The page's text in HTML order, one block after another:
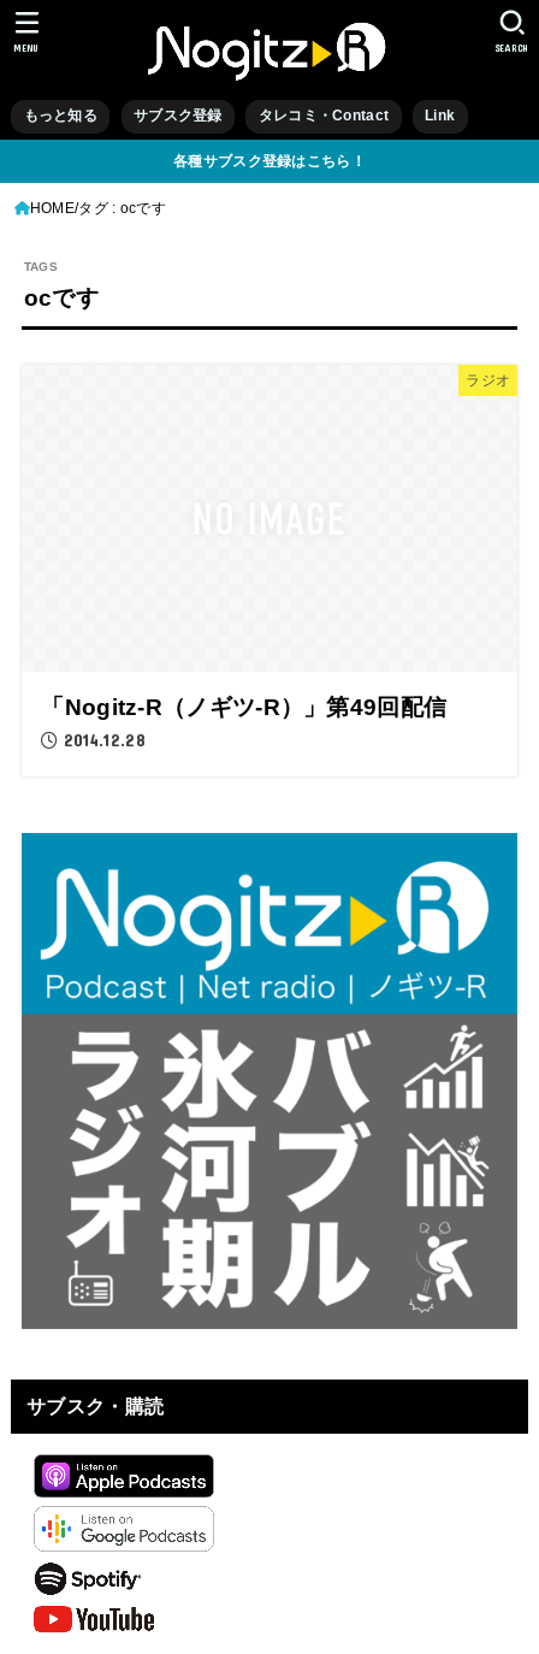
もっと知る サブスク登録 タレコミ・Contact Link
SEARCH
MENU
各種サブスク登録はこちら！
HOME タグ : ocです
ocです
ラジオ
「Nogitz-R（ノギツ-R）」第49回配信
2014.12.28
サブスク・購読